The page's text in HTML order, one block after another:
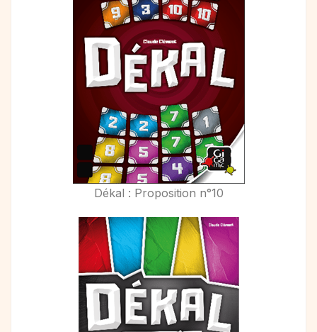
Dékal : Proposition n°10